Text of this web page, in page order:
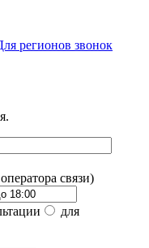
регионов звонок
связи)
для